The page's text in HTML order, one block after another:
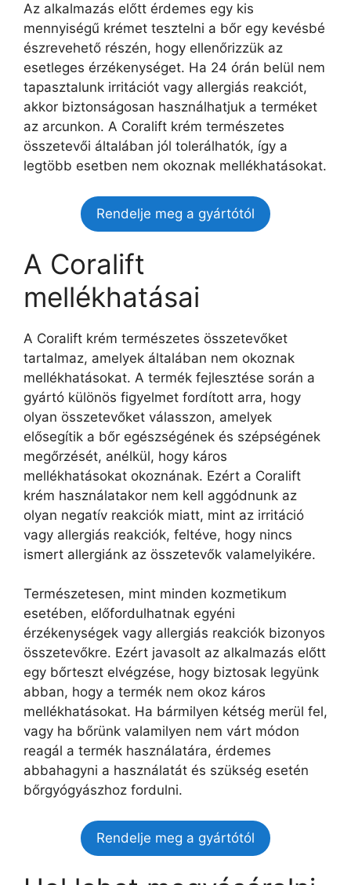
Az alkalmazás előtt érdemes egy kis
mennyiségű krémet tesztelni a bőr egy kevésbé
észrevehető részén, hogy ellenőrizzük az
esetleges érzékenységet. Ha 24 órán belül nem
tapasztalunk irritációt vagy allergiás reakciót,
akkor biztonságosan használhatjuk a terméket
az arcunkon. A Coralift krém természetes
összetevői általában jól tolerálhatók, így a
legtöbb esetben nem okoznak mellékhatásokat.
Rendelje meg a gyártótól
A Coralift
mellékhatásai
A Coralift krém természetes összetevőket
tartalmaz, amelyek általában nem okoznak
mellékhatásokat. A termék fejlesztése során a
gyártó különös figyelmet fordított arra, hogy
olyan összetevőket válasszon, amelyek
elősegítik a bőr egészségének és szépségének
megőrzését, anélkül, hogy káros
mellékhatásokat okoznának. Ezért a Coralift
krém használatakor nem kell aggódnunk az
olyan negatív reakciók miatt, mint az irritáció
vagy allergiás reakciók, feltéve, hogy nincs
ismert allergiánk az összetevők valamelyikére.
Természetesen, mint minden kozmetikum
esetében, előfordulhatnak egyéni
érzékenységek vagy allergiás reakciók bizonyos
összetevőkre. Ezért javasolt az alkalmazás előtt
egy bőrteszt elvégzése, hogy biztosak legyünk
abban, hogy a termék nem okoz káros
mellékhatásokat. Ha bármilyen kétség merül fel,
vagy ha bőrünk valamilyen nem várt módon
reagál a termék használatára, érdemes
abbahagyni a használatát és szükség esetén
bőrgyógyászhoz fordulni.
Rendelje meg a gyártótól